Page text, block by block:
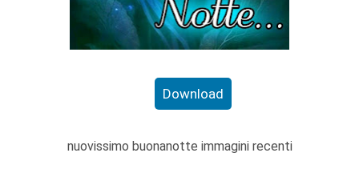
Download
nuovissimo buonanotte immagini recenti